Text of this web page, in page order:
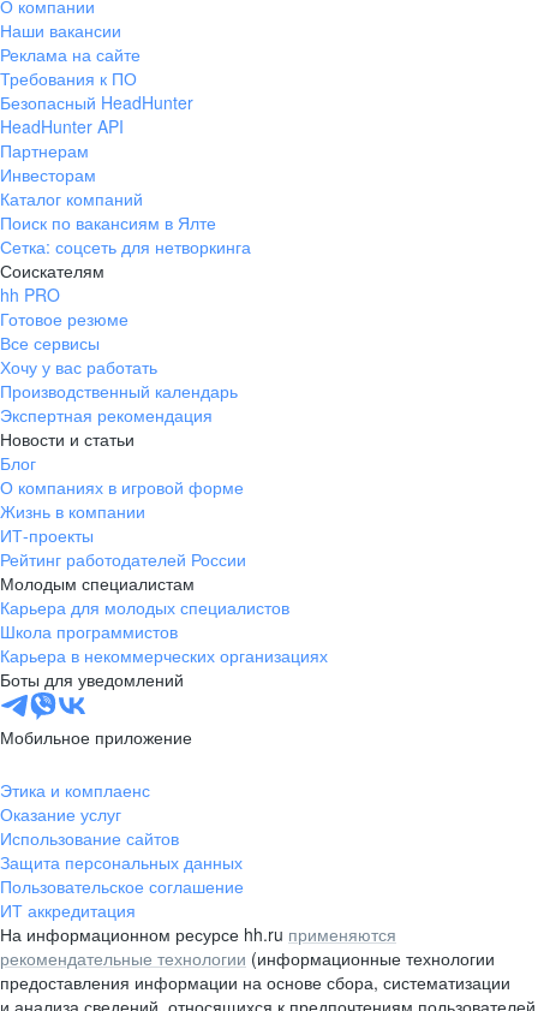
О компании
Наши вакансии
Реклама на сайте
Требования к ПО
Безопасный HeadHunter
HeadHunter API
Партнерам
Инвесторам
Каталог компаний
Поиск по вакансиям в Ялте
Сетка: соцсеть для нетворкинга
Соискателям
hh PRO
Готовое резюме
Все сервисы
Хочу у вас работать
Производственный календарь
Экспертная рекомендация
Новости и статьи
Блог
О компаниях в игровой форме
Жизнь в компании
ИТ-проекты
Рейтинг работодателей России
Молодым специалистам
Карьера для молодых специалистов
Школа программистов
Карьера в некоммерческих организациях
Боты для уведомлений
Мобильное приложение
Этика и комплаенс
Оказание услуг
Использование сайтов
Защита персональных данных
Пользовательское соглашение
ИТ аккредитация
На информационном ресурсе hh.ru применяются
рекомендательные технологии (информационные технологии
предоставления информации на основе сбора, систематизации
и анализа сведений, относящихся к предпочтениям пользователей